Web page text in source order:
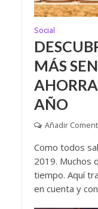
Social
MÁS
AÑO
Añadir
Como todos
2019. Muchos
tiempo. Aquí
en cuenta y